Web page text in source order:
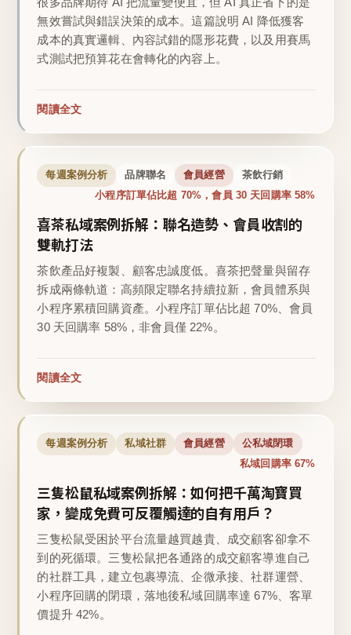
無效嘗試與錯誤決策的成本。這篇說明 AI 降低獲客
成本的真實邏輯、內容試錯的隱形花費，以及用賽馬
式測試把預算花在會轉化的內容上。
閱讀全文
每週案例分析 品牌聯名 會員經營 茶飲行銷
小程序訂單佔比超 70%，會員 30 天回購率 58%
喜茶私域案例拆解：聯名造勢、會員收割的
雙軌打法
茶飲產品好複製、顧客忠誠度低。喜茶把聲量與留存
拆成兩條軌道：高頻限定聯名持續拉新，會員體系與
小程序累積回購資產。小程序訂單佔比超 70%、會員
30 天回購率 58%，非會員僅 22%。
閱讀全文
每週案例分析 私域社群 會員經營 公私域閉環
私域回購率 67%
三隻松鼠私域案例拆解：如何把千萬淘寶買
家，變成免費可反覆觸達的自有用戶？
三隻松鼠受困於平台流量越買越貴、成交顧客卻拿不
到的死循環。三隻松鼠把各通路的成交顧客導進自己
的社群工具，建立包裹導流、企微承接、社群運營、
小程序回購的閉環，落地後私域回購率達 67%、客單
價提升 42%。